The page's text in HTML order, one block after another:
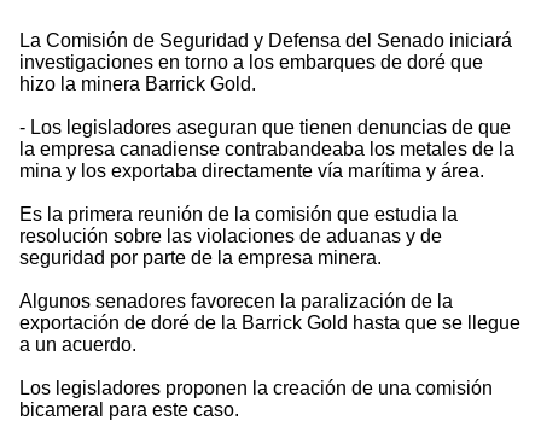
La Comisión de Seguridad y Defensa del Senado iniciará
investigaciones en torno a los embarques de doré que
hizo la minera Barrick Gold.
- Los legisladores aseguran que tienen denuncias de que
la empresa canadiense contrabandeaba los metales de la
mina y los exportaba directamente vía marítima y área.
Es la primera reunión de la comisión que estudia la
resolución sobre las violaciones de aduanas y de
seguridad por parte de la empresa minera.
Algunos senadores favorecen la paralización de la
exportación de doré de la Barrick Gold hasta que se llegue
a un acuerdo.
Los legisladores proponen la creación de una comisión
bicameral para este caso.